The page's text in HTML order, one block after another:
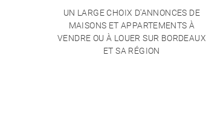
UN LARGE CHOIX D'ANNONCES DE
MAISONS ET APPARTEMENTS À
VENDRE OU À LOUER SUR BORDEAUX
ET SA RÉGION